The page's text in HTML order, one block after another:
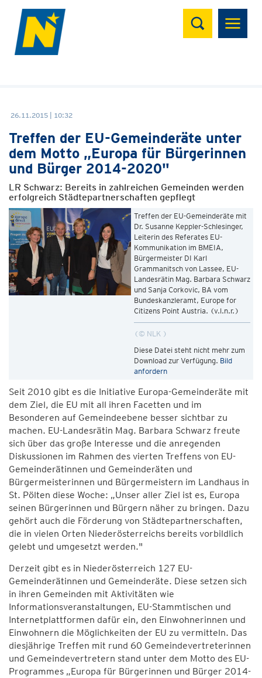
Suchen
26.11.2015 | 10:32
Treffen der EU-Gemeinderäte unter
dem Motto „Europa für Bürgerinnen
und Bürger 2014-2020"
LR Schwarz: Bereits in zahlreichen Gemeinden werden
erfolgreich Städtepartnerschaften gepflegt
Treffen der EU-Gemeinderäte mit
Dr. Susanne Keppler-Schlesinger,
Leiterin des Referates EU-
Kommunikation im BMEIA,
Bürgermeister DI Karl
Grammanitsch von Lassee, EU-
Landesrätin Mag. Barbara Schwarz
und Sanja Corkovic, BA vom
Bundeskanzleramt, Europe for
Citizens Point Austria. (v.l.n.r.)
© NLK
Diese Datei steht nicht mehr zum
Download zur Verfügung. Bild
anfordern
Seit 2010 gibt es die Initiative Europa-Gemeinderäte mit
dem Ziel, die EU mit all ihren Facetten und im
Besonderen auf Gemeindeebene besser sichtbar zu
machen. EU-Landesrätin Mag. Barbara Schwarz freute
sich über das große Interesse und die anregenden
Diskussionen im Rahmen des vierten Treffens von EU-
Gemeinderätinnen und Gemeinderäten und
Bürgermeisterinnen und Bürgermeistern im Landhaus in
St. Pölten diese Woche: „Unser aller Ziel ist es, Europa
seinen Bürgerinnen und Bürgern näher zu bringen. Dazu
gehört auch die Förderung von Städtepartnerschaften,
die in vielen Orten Niederösterreichs bereits vorbildlich
gelebt und umgesetzt werden."
Derzeit gibt es in Niederösterreich 127 EU-
Gemeinderätinnen und Gemeinderäte. Diese setzen sich
in ihren Gemeinden mit Aktivitäten wie
Informationsveranstaltungen, EU-Stammtischen und
Internetplattformen dafür ein, den Einwohnerinnen und
Einwohnern die Möglichkeiten der EU zu vermitteln. Das
diesjährige Treffen mit rund 60 Gemeindevertreterinnen
und Gemeindevertretern stand unter dem Motto des EU-
Programmes „Europa für Bürgerinnen und Bürger 2014-